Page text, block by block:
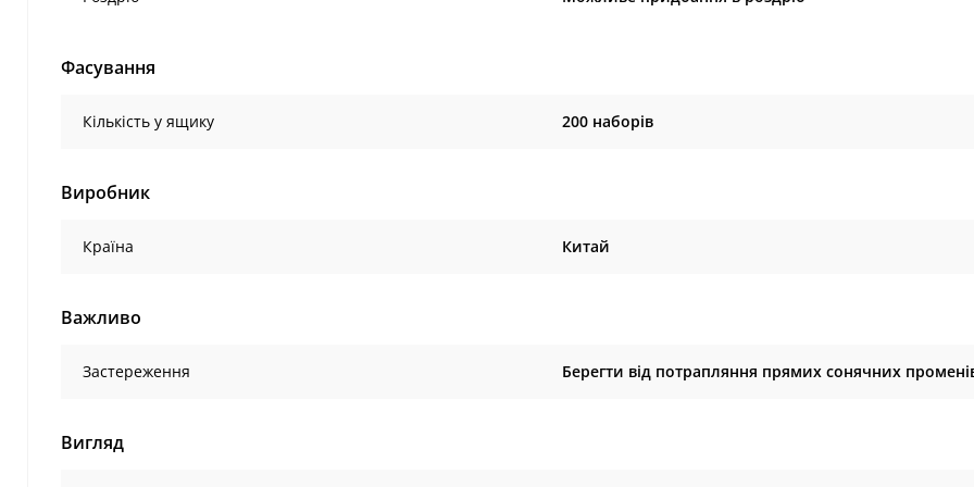
Фасування
Кількість у ящику 200 наборів
Виробник
Країна Китай
Важливо
Застереження Берегти від потрапляння прямих сонячних
Вигляд